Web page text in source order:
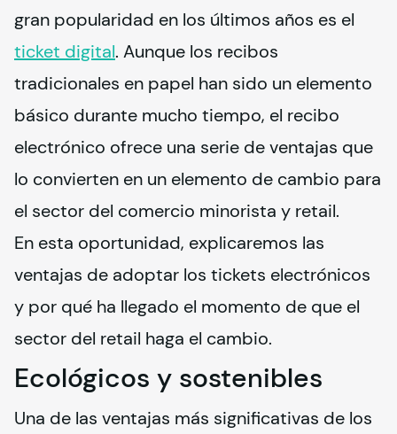
ticket digital. Aunque los recibos
tradicionales en papel han sido un elemento
básico durante mucho tiempo, el recibo
electrónico ofrece una serie de ventajas que
lo convierten en un elemento de cambio para
el sector del comercio minorista y retail.
En esta oportunidad, explicaremos las
ventajas de adoptar los tickets electrónicos
y por qué ha llegado el momento de que el
sector del retail haga el cambio.
Ecológicos y sostenibles
Una de las ventajas más significativas de los